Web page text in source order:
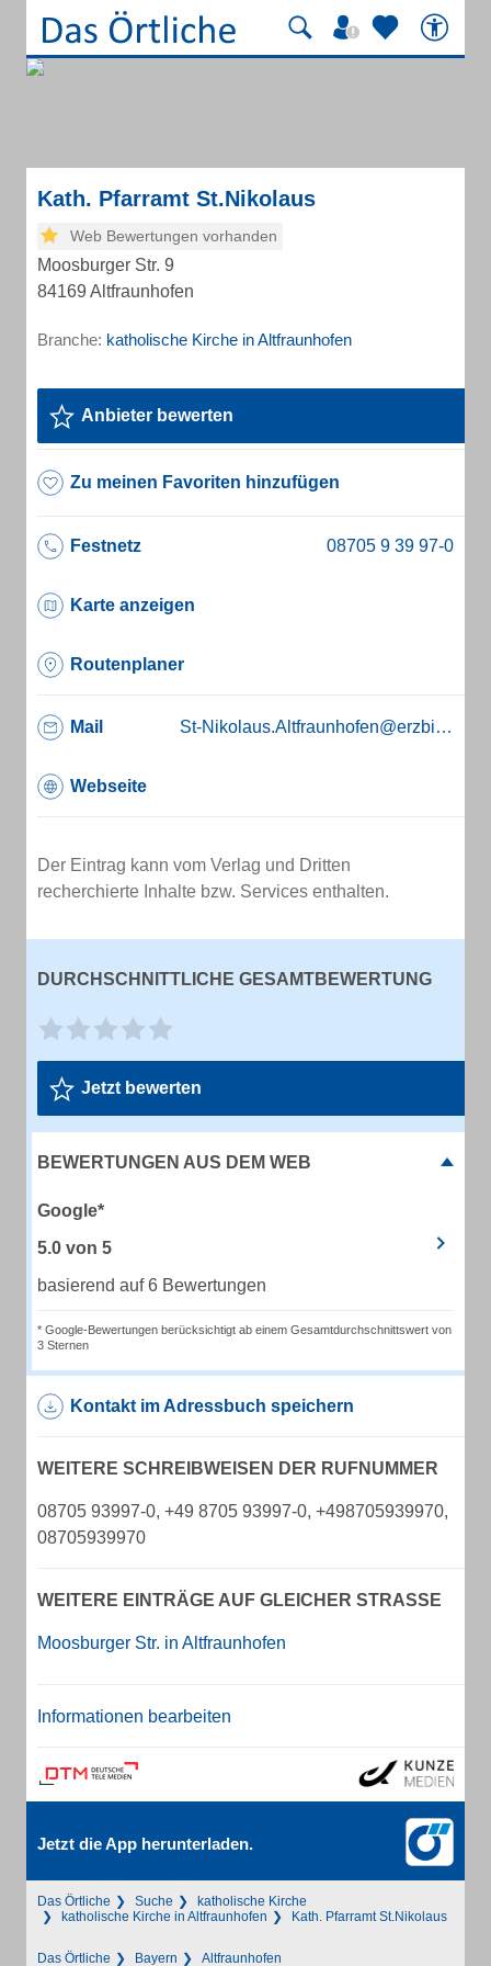
Kath. Pfarramt St.Nikolaus
Web Bewertungen vorhanden
Moosburger Str. 9
84169 Altfraunhofen
Branche: katholische Kirche in Altfraunhofen
Anbieter bewerten
Zu meinen Favoriten hinzufügen
Festnetz
Karte anzeigen
Routenplaner
Mail St-Nikolaus.Altfraunhofen@erzbistum-muenchen.de
Webseite
Der Eintrag kann vom Verlag und Dritten
recherchierte Inhalte bzw. Services enthalten.
DURCHSCHNITTLICHE GESAMTBEWERTUNG
Jetzt bewerten
BEWERTUNGEN AUS DEM WEB
Google*
5.0 von 5
basierend auf 6 Bewertungen
* Google-Bewertungen berücksichtigt ab einem Gesamtdurchschnittswert von
3 Sternen
Kontakt im Adressbuch speichern
WEITERE SCHREIBWEISEN DER RUFNUMMER
08705 93997-0, +49 8705 93997-0, +498705939970,
08705939970
WEITERE EINTRÄGE AUF GLEICHER STRASSE
Moosburger Str. in Altfraunhofen
Informationen bearbeiten
Jetzt die App herunterladen.
Das Örtliche Suche
katholische Kirche
katholische Kirche in Altfraunhofen
Kath. Pfarramt St.Nikolaus
Das Örtliche Bayern Altfraunhofen